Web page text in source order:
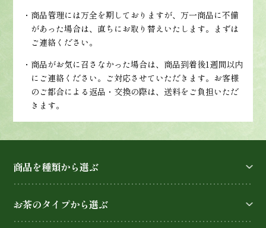
・商品管理には万全を期しておりますが、万一商品に不備
があった場合は、直ちにお取り替えいたします。まずは
ご連絡ください。
・商品がお気に召さなかった場合は、商品到着後1週間以内
にご連絡ください。ご対応させていただきます。お客様
のご都合による返品・交換の際は、送料をご負担いただ
きます。
商品を種類から選ぶ
お茶のタイプから選ぶ